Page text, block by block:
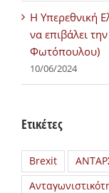
H Υπερεθνική
να επιβάλει
Φωτόπουλου)
10/06/2024
Ετικέτες
Brexit